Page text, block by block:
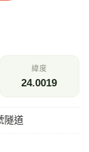
緯度
24.0019
隧道